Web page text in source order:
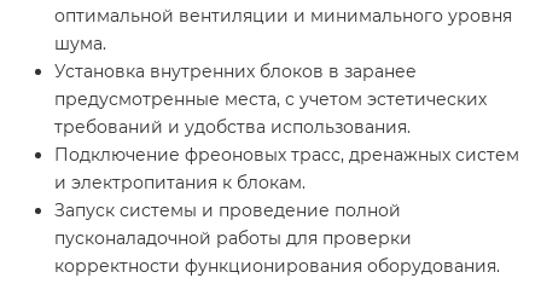
оптимальной вентиляции и минимального уровня
шума.
Установка внутренних блоков в заранее
предусмотренные места, с учетом эстетических
требований и удобства использования.
Подключение фреоновых трасс, дренажных систем
и электропитания к блокам.
Запуск системы и проведение полной
пусконаладочной работы для проверки
корректности функционирования оборудования.